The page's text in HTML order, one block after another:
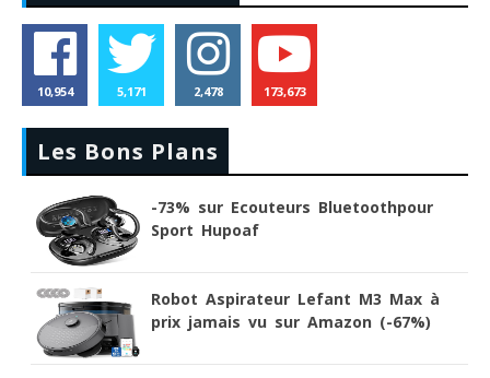
10,954 5,171 2,478 173,673
Les Bons Plans
-73% sur Ecouteurs Bluetoothpour
Sport Hupoaf
Robot Aspirateur Lefant M3 Max à
prix jamais vu sur Amazon (-67%)